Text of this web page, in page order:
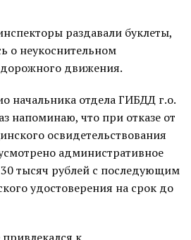
раздавали буклеты,
о неукоснительном
движения.
начальника отдела ГИБДД г.о.
напоминаю, что при отказе от
освидетельствования
административное
30 тысяч рублей с последующим
удостоверения на срок до